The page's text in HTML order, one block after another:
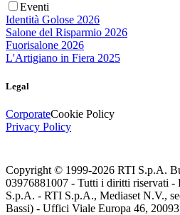
Eventi
Identità Golose 2026
Salone del Risparmio 2026
Fuorisalone 2026
L'Artigiano in Fiera 2025
Legal
CorporateCookie Policy
Privacy Policy
Copyright © 1999-2026 RTI S.p.A.
03976881007 - Tutti i diritti riservati -
S.p.A. - RTI S.p.A., Mediaset N.V.,
Bassi) - Uffici Viale Europa 46,